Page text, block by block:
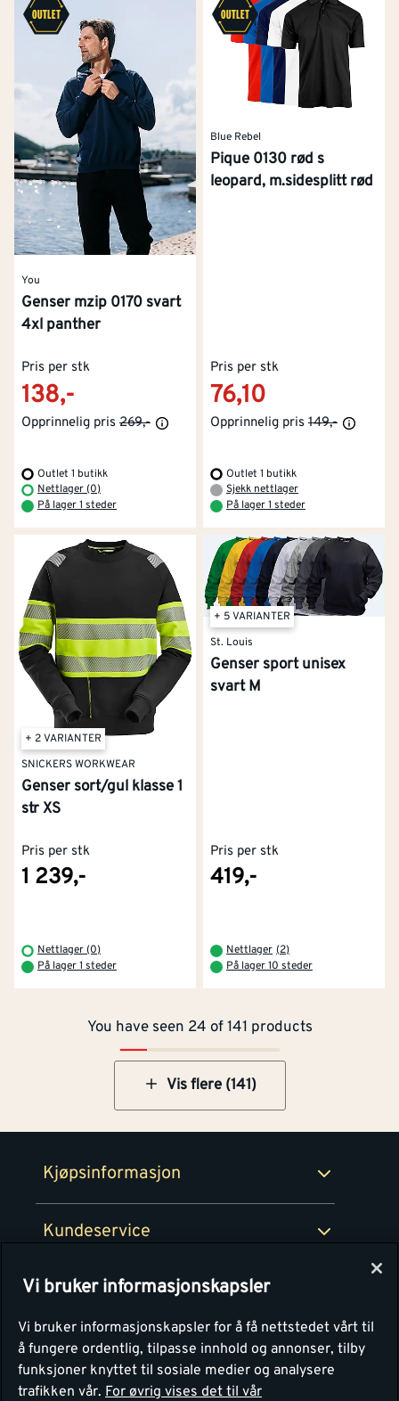
You
Genser mzip 0170 svart
4xl panther
Pris per stk
138,-
Opprinnelig pris 269,-
Outlet 1 butikk
Nettlager (0)
På lager 1 steder
Blue Rebel
Pique 0130 rød s
leopard, m.sidesplitt rød
Pris per stk
76,10
Opprinnelig pris 149,-
Outlet 1 butikk
Sjekk nettlager
På lager 1 steder
+ 2 VARIANTER
SNICKERS WORKWEAR
Genser sort/gul klasse 1
str XS
Pris per stk
1 239,-
Nettlager (0)
På lager 1 steder
+ 5 VARIANTER
St. Louis
Genser sport unisex
svart M
Pris per stk
419,-
Nettlager (2)
På lager 10 steder
You have seen 24 of 141 products
Vis flere (141)
Kjøpsinformasjon
Betaling
Retur- og angrerettsskjema
Kundeservice
Medlemsavtaler
Montér
Om Montér
Personvern
Vi bruker informasjonskapsler
Vi bruker informasjonskapsler for å få nettstedet vårt til
å fungere ordentlig, tilpasse innhold og annonser, tilby
funksjoner knyttet til sosiale medier og analysere
trafikken vår. For øvrig vises det til vår